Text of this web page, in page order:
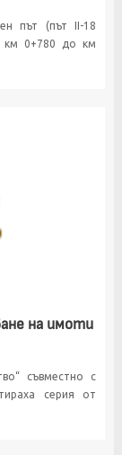
път (път II-18
км 0+780 до км
на имоти
съвместно с
серия от